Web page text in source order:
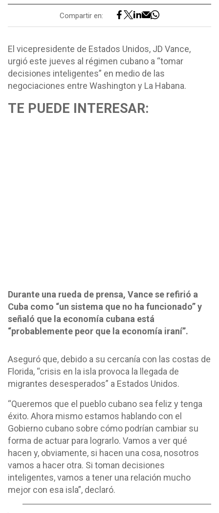
Compartir en:
El vicepresidente de Estados Unidos, JD Vance,
urgió este jueves al régimen cubano a “tomar
decisiones inteligentes” en medio de las
negociaciones entre Washington y La Habana.
TE PUEDE INTERESAR:
Durante una rueda de prensa, Vance se refirió a
Cuba como “un sistema que no ha funcionado” y
señaló que la economía cubana está
“probablemente peor que la economía iraní”.
Aseguró que, debido a su cercanía con las costas de
Florida, “crisis en la isla provoca la llegada de
migrantes desesperados” a Estados Unidos.
“Queremos que el pueblo cubano sea feliz y tenga
éxito. Ahora mismo estamos hablando con el
Gobierno cubano sobre cómo podrían cambiar su
forma de actuar para lograrlo. Vamos a ver qué
hacen y, obviamente, si hacen una cosa, nosotros
vamos a hacer otra. Si toman decisiones
inteligentes, vamos a tener una relación mucho
mejor con esa isla”, declaró.